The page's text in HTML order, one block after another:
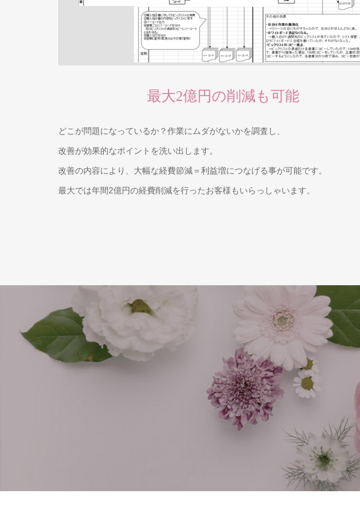
最大2億円の削減も可能
どこが問題になっているか？作業にムダがないかを調査し、
改善が効果的なポイントを洗い出します。
改善の内容により、大幅な経費節減＝利益増につなげる事が可能です。
最大では年間2億円の経費削減を行ったお客様もいらっしゃいます。